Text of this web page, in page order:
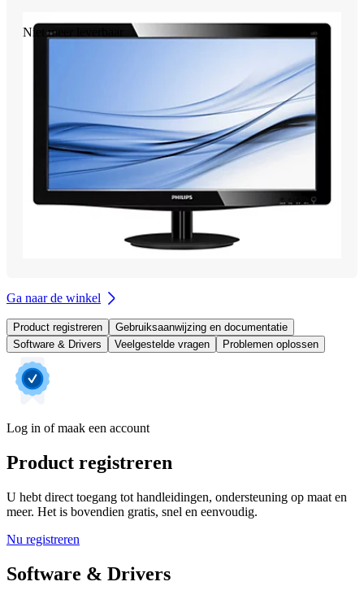
Niet meer leverbaar
Ga naar de winkel
Product registreren
Gebruiksaanwijzing en documentatie
Software & Drivers
Veelgestelde vragen Problemen oplossen
Log in of maak een account
Product registreren
U hebt direct toegang tot handleidingen, ondersteuning op maat en
meer. Het is bovendien gratis, snel en eenvoudig.
Nu registreren
Software & Drivers